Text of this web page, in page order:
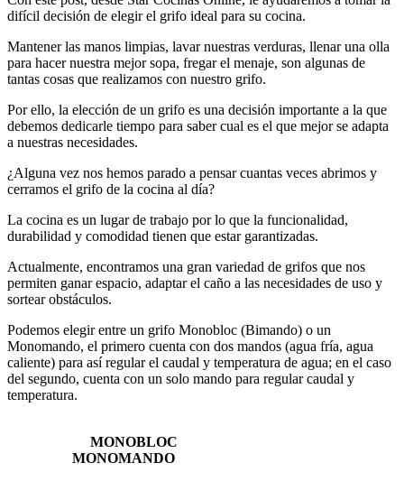
difícil decisión de elegir el grifo ideal para su cocina.
Mantener las manos limpias, lavar nuestras verduras, llenar una olla
para hacer nuestra mejor sopa, fregar el menaje, son algunas de
tantas cosas que realizamos con nuestro grifo.
Por ello, la elección de un grifo es una decisión importante a la que
debemos dedicarle tiempo para saber cual es el que mejor se adapta
a nuestras necesidades.
¿Alguna vez nos hemos parado a pensar cuantas veces abrimos y
cerramos el grifo de la cocina al día?
La cocina es un lugar de trabajo por lo que la funcionalidad,
durabilidad y comodidad tienen que estar garantizadas.
Actualmente, encontramos una gran variedad de grifos que nos
permiten ganar espacio, adaptar el caño a las necesidades de uso y
sortear obstáculos.
Podemos elegir entre un grifo Monobloc (Bimando) o un
Monomando, el primero cuenta con dos mandos (agua fría, agua
caliente) para así regular el caudal y temperatura de agua; en el caso
del segundo, cuenta con un solo mando para regular caudal y
temperatura.
MONOBLOC
MONOMANDO